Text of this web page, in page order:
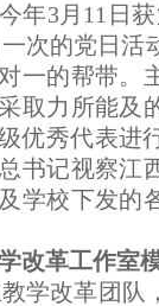
年3月11日
次的党日活
一的帮带。
取力所能及
优秀代表进
书记视察江
学校下发的
改革工作室
学改革团队